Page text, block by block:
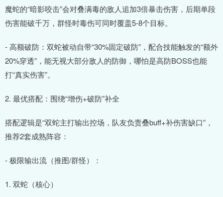
魔蛇的“暗影咬击”会对叠满毒的敌人追加3倍暴击伤害，后期单段
伤害能破千万，群怪时毒伤可同时覆盖5-8个目标。
- 高额破防：双蛇被动自带“30%固定破防”，配合技能触发的“额外
20%穿透”，能无视大部分敌人的防御，哪怕是高防BOSS也能
打“真实伤害”。
2. 最优搭配：围绕“增伤+破防”补全
搭配逻辑是“双蛇主打输出控场，队友负责叠buff+补伤害缺口”，
推荐2套成熟阵容：
- 极限输出流（推图/群怪）：
1. 双蛇（核心）